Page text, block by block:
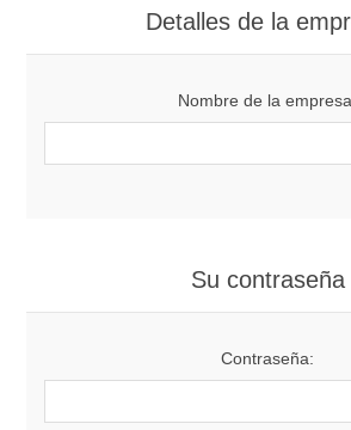
Detalles de la
Nombre de la
Su contraseña
Contraseña: